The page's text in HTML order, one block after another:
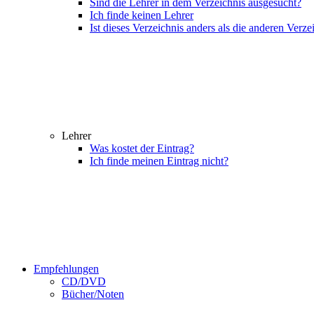
Sind die Lehrer in dem Verzeichnis ausgesucht?
Ich finde keinen Lehrer
Ist dieses Verzeichnis anders als die anderen
Lehrer
Was kostet der Eintrag?
Ich finde meinen Eintrag nicht?
Empfehlungen
CD/DVD
Bücher/Noten